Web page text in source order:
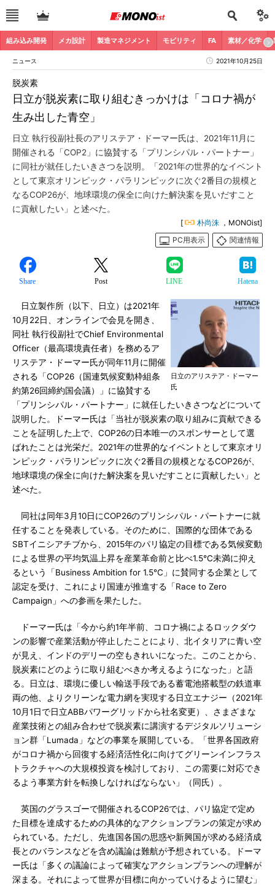
組み込み開発 メカ設計 製造マネジメント モビリティ FA 素材／化学
ニュース 2021年10月25日
日立が脱炭素に取り組むきっかけは「コロナ禍が
生み出した青空」
脱炭素
日立 執行役副社長のアリステア・ドーマー氏は、2021年11月に
開催される「COP2」に協賛する「プリンシパル・パートナー」
に同社が就任したいきさつを説明。「2021年の世界的なイベント
として東京オリンピック・パラリンピックに次ぐ2番目の規模と
なるCOP26が、地球環境の保全に向けた解決案を見いだすこと
に貢献したい」と述べた。
[ 朴尚洙 ，MONOist]
PC用表示
関連情報
Share Post LINE Hatena
日立のアリステア・ドーマー
氏
日立製作所（以下、日立）は2021年
10月22日、オンラインで会見を開き、
同社 執行役副社でChief Environmental
Officer（最高環境責任者）を務めるア
リステア・ドーマー氏が同年11月に開催
される「COP26（国連気候変動枠組条
約第26回締約国会議）」に協賛する
「プリンシパル・パートナー」に就任したいきさつなどについて
説明した。ドーマー氏は「当社が脱炭素の取り組みに貢献できる
ことを証明した上で、COP26の日本唯一のスポンサーとして選
ばれたことは光栄だ。2021年の世界的なイベントとして東京オリ
ンピック・パラリンピックに次ぐ2番目の規模となるCOP26が、
地球環境の保全に向けた解決案を見いだすことに貢献したい」と
述べた。
同社は同年3月10日にCOP26のプリンシパル・パートナーに就
任することを発表している。そのために、国際的な団体である
SBTイニシアチブから、2015年のパリ協定の目標である気候変動
による世界の平均気温上昇を産業革命前と比べ1.5℃未満に抑え
るという「Business Ambition for 1.5℃」に賛同する企業として
認定を受け、これにより国連が推進する「Race to Zero
Campaign」への参画を果たした。
ドーマー氏は「今から約1年半前、コロナ禍によるロックダウ
ンの影響で産業活動が停止したことにより、北イタリアに青い空
が見え、インドのデリーの空もきれいになった。このことから、
脱炭素にどのように取り組むべきか考えるようになった」と語
る。日立は、環境に優しい輸送手段である蓄電池搭載型の鉄道車
両の他、よりクリーンな電力網を実現する日立エナジー（2021年
10月1日で日立ABBパワーグリッドから社名変更）、さまざまな
産業技術との組み合わせで脱炭素に講演するデジタルソリューシ
ョン群「Lumada」などの事業を展開している。「世界各国政府
がコロナ禍から回復する経済活性化に向けてグリーンインフラス
トラクチャへの大規模投資を検討しており、この需要に対応でき
るよう事業方針を転換しなければならない」（同氏）。
英国のグラスゴーで開催されるCOP26では、パリ協定で定め
た目標を達成するための具体的なアクションプランの策定が求め
られている。ただし、先進国各国の思惑や新興国が求める経済成
長とのバランスなどを含め議論は難航が予想されている。ドーマ
ー氏は「多くの議論によって確実なアクションプランへの理解が
深まる。それによって世界が目標に向かっていけるように望む」